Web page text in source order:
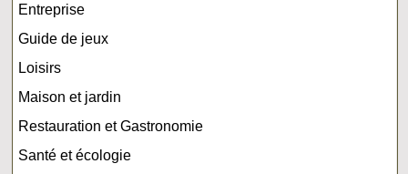
Entreprise
Guide de jeux
Loisirs
Maison et jardin
Restauration et Gastronomie
Santé et écologie